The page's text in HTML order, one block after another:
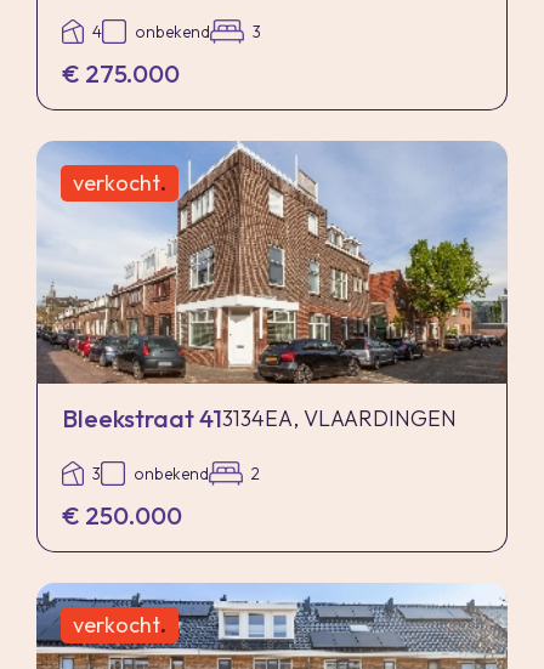
4 onbekend 3
€ 275.000
verkocht.
Bleekstraat 413134EA, VLAARDINGEN
3 onbekend 2
€ 250.000
verkocht.